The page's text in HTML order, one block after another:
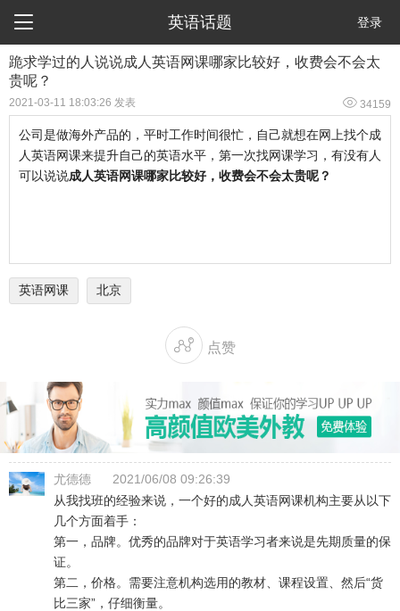
 英语话题 登录
跪求学过的人说说成人英语网课哪家比较好，收费会不会太
贵呢？
2021-03-11 18:03:26 发表  34159
公司是做海外产品的，平时工作时间很忙，自己就想在网上找个成
人英语网课来提升自己的英语水平，第一次找网课学习，有没有人
可以说说成人英语网课哪家比较好，收费会不会太贵呢？
英语网课 北京
 点赞
尤德德
2021/06/08 09:26:39
从我找班的经验来说，一个好的成人英语网课机构主要从以下
几个方面着手：
第一，品牌。优秀的品牌对于英语学习者来说是先期质量的保
证。
第二，价格。需要注意机构选用的教材、课程设置、然后“货
比三家”，仔细衡量。